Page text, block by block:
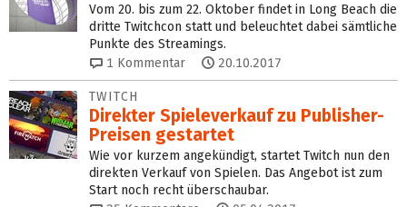
Vom 20. bis zum 22. Oktober findet in Long Beach die
dritte Twitchcon statt und beleuchtet dabei sämtliche
Punkte des Streamings.
1 Kommentar 20.10.2017
TWITCH
Direkter Spieleverkauf zu Publisher-
Preisen gestartet
Wie vor kurzem angekündigt, startet Twitch nun den
direkten Verkauf von Spielen. Das Angebot ist zum
Start noch recht überschaubar.